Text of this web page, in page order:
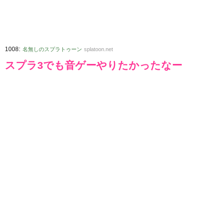
1008: 名無しのスプラトゥーン splatoon.net
スプラ3でも音ゲーやりたかったなー